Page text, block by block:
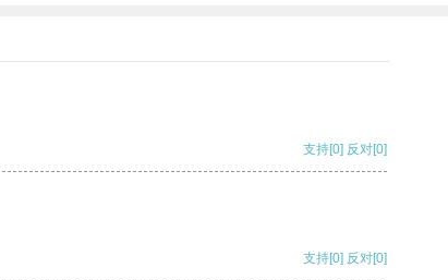
支持[0] 反对[0]
支持[0] 反对[0]